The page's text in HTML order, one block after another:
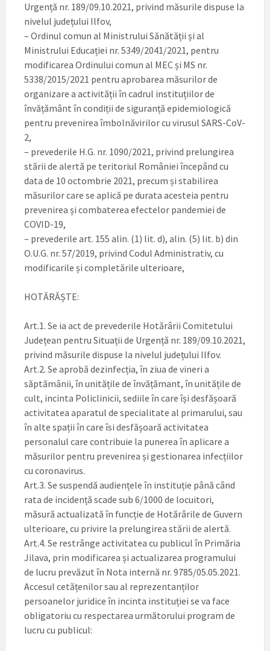
Urgență nr. 189/09.10.2021, privind măsurile dispuse la
nivelul județului Ilfov,
– Ordinul comun al Ministrului Sănătății și al
Ministrului Educației nr. 5349/2041/2021, pentru
modificarea Ordinului comun al MEC și MS nr.
5338/2015/2021 pentru aprobarea măsurilor de
organizare a activității în cadrul instituțiilor de
învățământ în condiții de siguranță epidemiologică
pentru prevenirea îmbolnăvirilor cu virusul SARS-CoV-
2,
– prevederile H.G. nr. 1090/2021, privind prelungirea
stării de alertă pe teritoriul României începând cu
data de 10 octombrie 2021, precum și stabilirea
măsurilor care se aplică pe durata acesteia pentru
prevenirea și combaterea efectelor pandemiei de
COVID-19,
– prevederile art. 155 alin. (1) lit. d), alin. (5) lit. b) din
O.U.G. nr. 57/2019, privind Codul Administrativ, cu
modificarile și completările ulterioare,
HOTĂRĂȘTE:
Art.1. Se ia act de prevederile Hotărârii Comitetului
Județean pentru Situații de Urgență nr. 189/09.10.2021,
privind măsurile dispuse la nivelul județului Ilfov.
Art.2. Se aprobă dezinfecția, în ziua de vineri a
săptămânii, în unitățile de învățămant, în unitățile de
cult, incinta Policlinicii, sediile în care își desfășoară
activitatea aparatul de specialitate al primarului, sau
în alte spații în care îsi desfășoară activitatea
personalul care contribuie la punerea în aplicare a
măsurilor pentru prevenirea și gestionarea infecțiilor
cu coronavirus.
Art.3. Se suspendă audiențele în instituție până când
rata de incidență scade sub 6/1000 de locuitori,
măsură actualizată în funcție de Hotărârile de Guvern
ulterioare, cu privire la prelungirea stării de alertă.
Art.4. Se restrânge activitatea cu publicul în Primăria
Jilava, prin modificarea și actualizarea programului
de lucru prevăzut în Nota internă nr. 9785/05.05.2021.
Accesul cetățenilor sau al reprezentanților
persoanelor juridice în incinta instituției se va face
obligatoriu cu respectarea următorului program de
lucru cu publicul: